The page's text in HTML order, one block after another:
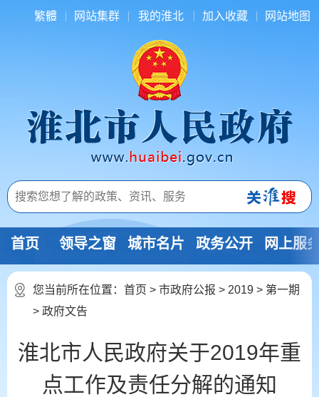
繁體 网站集群 我的淮北 加入收藏 网站地图
首页 领导之窗 城市名片 政务公开 网上服
您当前所在位置： 首页 > 市政府公报 > 2019 > 第一期
> 政府文告
淮北市人民政府关于2019年重
点工作及责任分解的通知